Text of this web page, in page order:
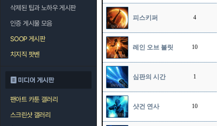
삭제된 팁과 노하우 게시판
인증 게시물 모음
SOOP 게시판
치지직 팟벤
미디어 게시판
팬아트 카툰 갤러리
스크린샷 갤러리
피스키퍼 4
레인 오브 불릿 10
심판의 시간 1
샷건 연사 10